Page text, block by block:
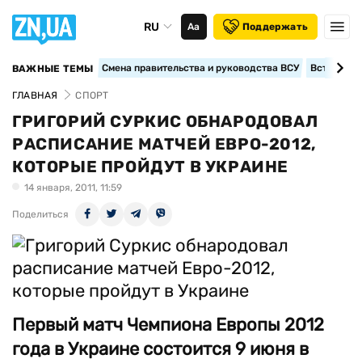
RU Аа Поддержать
ВАЖНЫЕ ТЕМЫ Смена правительства и руководства ВСУ
ГЛАВНАЯ СПОРТ
ГРИГОРИЙ СУРКИС ОБНАРОДОВАЛ
РАСПИСАНИЕ МАТЧЕЙ ЕВРО-2012,
КОТОРЫЕ ПРОЙДУТ В УКРАИНЕ
14 января, 2011, 11:59
Поделиться
Первый матч Чемпиона Европы 2012
года в Украине состоится 9 июня в